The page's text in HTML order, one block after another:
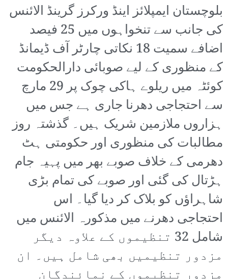
بلوچستان ایمپلائز اینڈ ورکرز گرینڈ الائنس
کی جانب سے تنخواہوں میں 25 فیصد
اضافے سمیت 18 نکاتی چارٹر آف ڈیمانڈ
کے منظوری کے لیے صوبائی دارالحکومت
کوئٹہ میں ریلوے ہاکی چوک پر 29 مارچ
سے احتجاجی دھرنا جاری ہے جس میں
ہزاروں ملازمین شریک ہیں۔ گذشتہ روز
مطالبات کی منظوری اور حکومتی ہٹ
دھرمی کے خلاف صوبے بھر میں پہیہ جام
ہڑتال کی گئی اور صوبے کی تمام بڑی
شاہراؤں کو بلاک کر دیا گیا۔ اس
احتجاجی دھرنے میں مذکورہ الائنس میں
شامل 32 تنظیموں کے علاوہ دیگر
مزدور تنظیمیں بھی شامل ہیں۔ ان